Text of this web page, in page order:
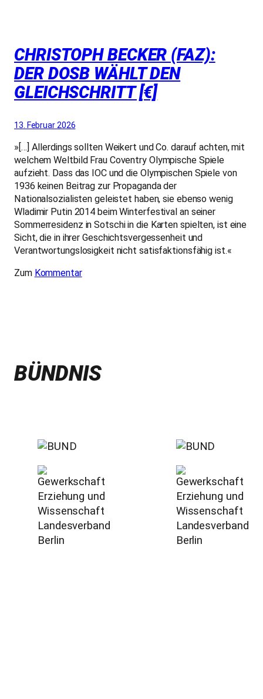
CHRISTOPH BECKER (FAZ):
DER DOSB WÄHLT DEN
GLEICHSCHRITT [€]
13. Februar 2026
»[…] Allerdings sollten Weikert und Co. darauf achten, mit
welchem Weltbild Frau Coventry Olympische Spiele
aufzieht. Dass das IOC und die Olympischen Spiele von
1936 keinen Beitrag zur Propaganda der
Nationalsozialisten geleistet haben, sie ebenso wenig
Wladimir Putin 2014 beim Winterfestival an seiner
Sommerresidenz in Sotschi in die Karten spielten, ist eine
Sicht, die in ihrer Geschichtsvergessenheit und
Verantwortungslosigkeit nicht satisfaktionsfähig ist.«
Zum Kommentar
BÜNDNIS